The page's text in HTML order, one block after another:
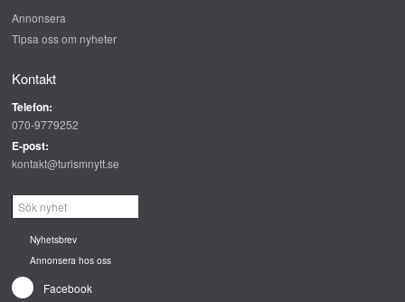
Annonsera
Tipsa oss om nyheter
Kontakt
Telefon:
070-9779252
E-post:
kontakt@turismnytt.se
Nyhetsbrev
Annonsera hos oss
Facebook